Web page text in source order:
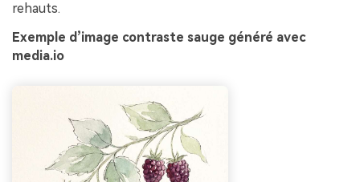
rehauts.
Exemple d’image contraste sauge généré avec
media.io